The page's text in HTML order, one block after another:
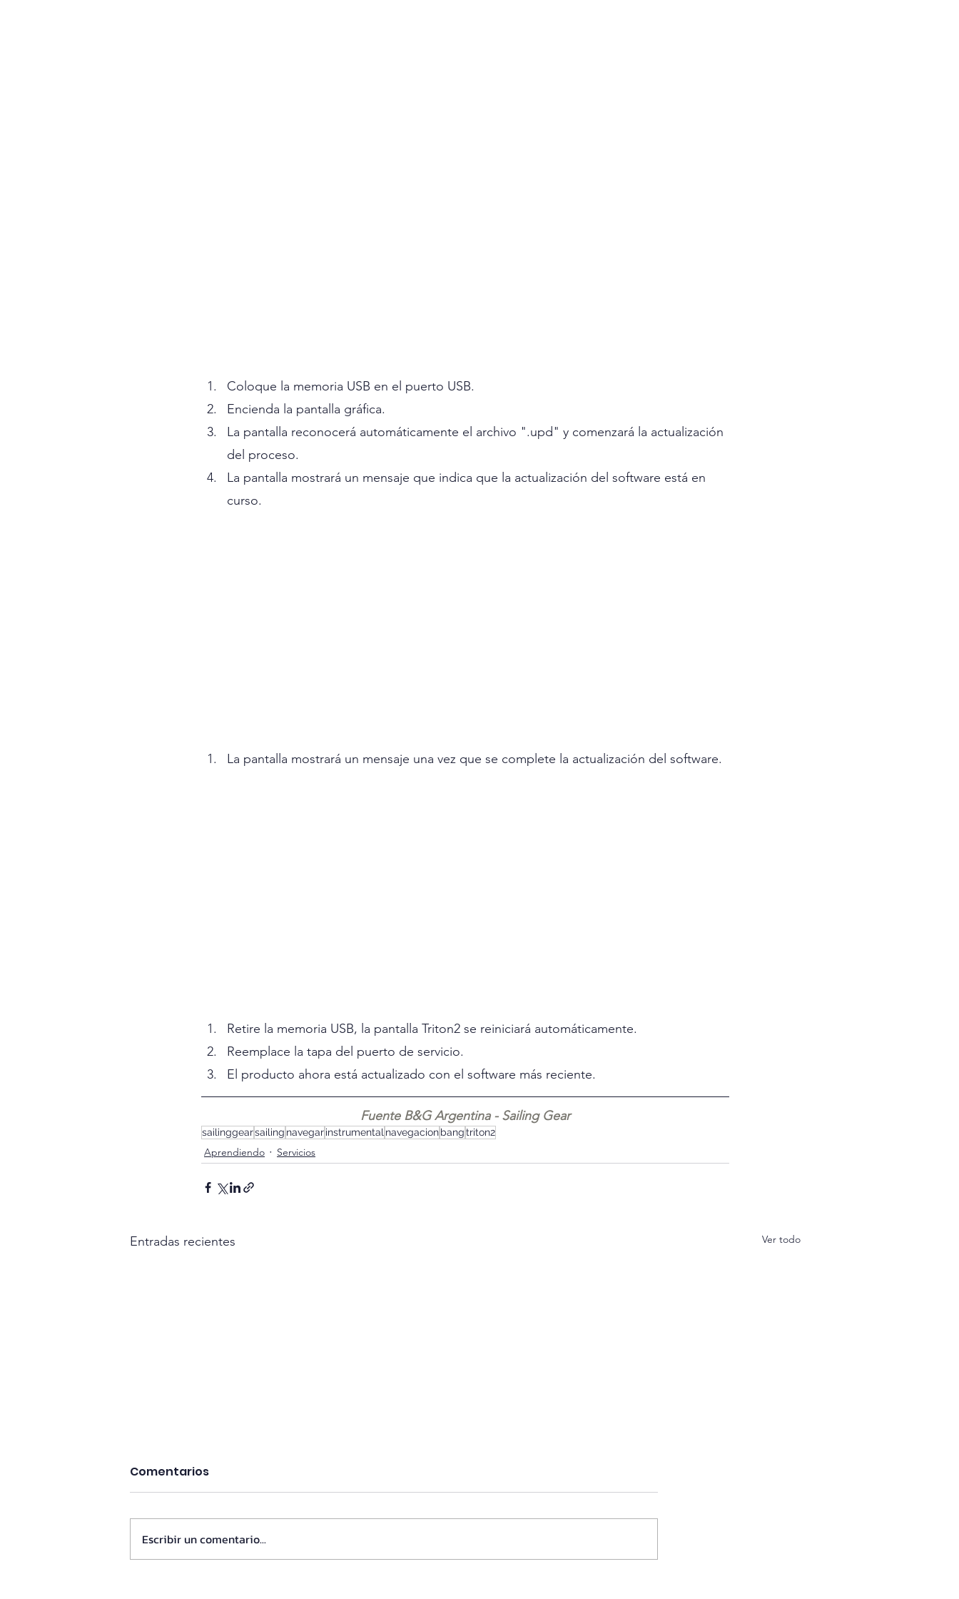
Coloque la memoria USB en el puerto USB.
Encienda la pantalla gráfica.
La pantalla reconocerá automáticamente el archivo ".upd" y comenzará la actualización
del proceso.
La pantalla mostrará un mensaje que indica que la actualización del software está en
curso.
La pantalla mostrará un mensaje una vez que se complete la actualización del software.
Retire la memoria USB, la pantalla Triton2 se reiniciará automáticamente.
Reemplace la tapa del puerto de servicio.
El producto ahora está actualizado con el software más reciente.
Fuente B&G Argentina - Sailing Gear
sailinggearsailing navegarinstrumentalnavegacionbangtriton2
Aprendiendo Servicios
Entradas recientes Ver todo
Comentarios
Escribir un comentario...